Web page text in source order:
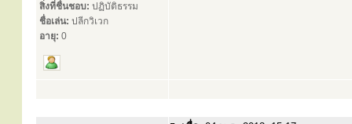
สิ่งที่ชื่นชอบ: ปฏิบัติธรรม
ชื่อเล่น: ปลีกวิเวก
อายุ: 0